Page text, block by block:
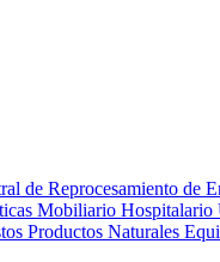
de Reprocesamiento de
Mobiliario Hospitalario
Productos Naturales